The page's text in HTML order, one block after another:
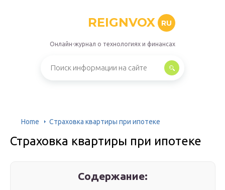
REIGNVOX RU
Онлайн-журнал о технологиях и финансах
Home Страховка квартиры при ипотеке
Страховка квартиры при ипотеке
Содержание: